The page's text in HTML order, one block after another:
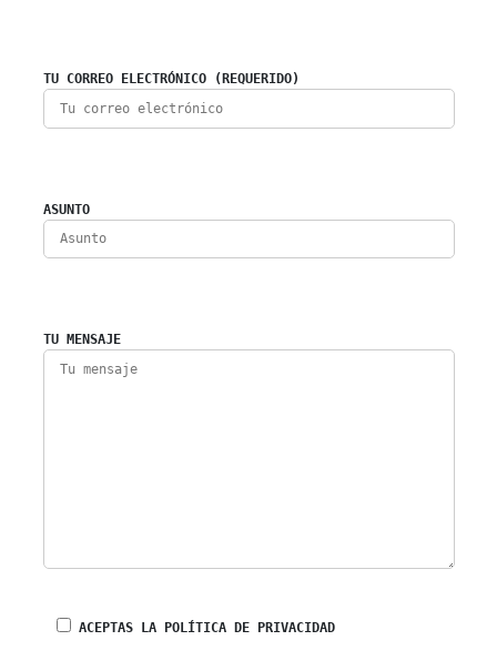
TU CORREO ELECTRÓNICO (REQUERIDO)
ASUNTO
TU MENSAJE
ACEPTAS LA POLÍTICA DE PRIVACIDAD